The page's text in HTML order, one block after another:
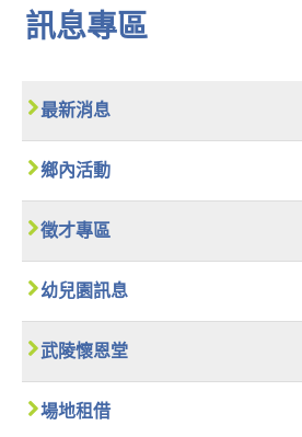
訊息專區
最新消息
鄉內活動
徵才專區
幼兒園訊息
武陵懷恩堂
場地租借